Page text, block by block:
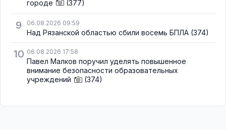
городе
(377)
9 06.08.2026 09:59
Над Рязанской областью сбили восемь БПЛА (374)
10 06.08.2026 17:58
Павел Малков поручил уделять повышенное
внимание безопасности образовательных
учреждений
(374)